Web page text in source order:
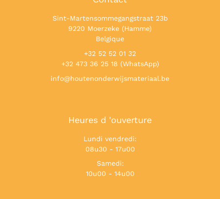
Sint-Martensommegangstraat 23b
9220 Moerzeke (Hamme)
Belgique
+32 52 52 01 32
+32 473 36 25 18 (WhatsApp)
info@houtenonderwijsmateriaal.be
Heures d 'ouverture
Lundi vendredi:
08u30 - 17u00
Samedi:
10u00 - 14u00